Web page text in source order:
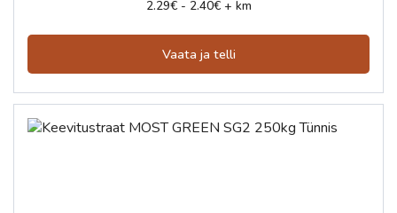
2.29€ - 2.40€ + km
Vaata ja telli